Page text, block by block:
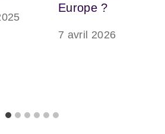
Europe ?
7 avril 2026